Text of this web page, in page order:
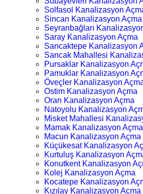
Solfasol Kanalizasyon
Sincan Kanalizasyon Açma
Seyranbağları
Saray Kanalizasyon Açma
Sancaktepe Kanalizasyon
Sancak Mahallesi
Pursaklar Kanalizasyon
Pamuklar Kanalizasyon
Öveçler Kanalizasyon
Ostim Kanalizasyon Açma
Oran Kanalizasyon Açma
Natoyolu Kanalizasyon
Misket Mahallesi
Mamak Kanalizasyon Açma
Macun Kanalizasyon Açma
Küçükesat Kanalizasyon
Kurtuluş Kanalizasyon
Konutkent Kanalizasyon
Kolej Kanalizasyon Açma
Kocatepe Kanalizasyon
Kızılay Kanalizasyon Açma